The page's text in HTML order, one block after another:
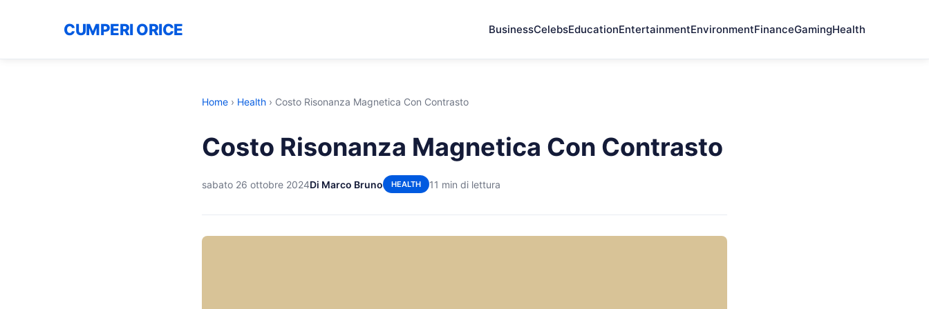
CUMPERI ORICE BusinessCelebsEducationEntertainmentEnvironmentFinanceGamingHealth
Home › Health › Costo Risonanza Magnetica Con Contrasto
Costo Risonanza Magnetica Con Contrasto
sabato 26 ottobre 2024Di Marco Bruno HEALTH 11 min di lettura